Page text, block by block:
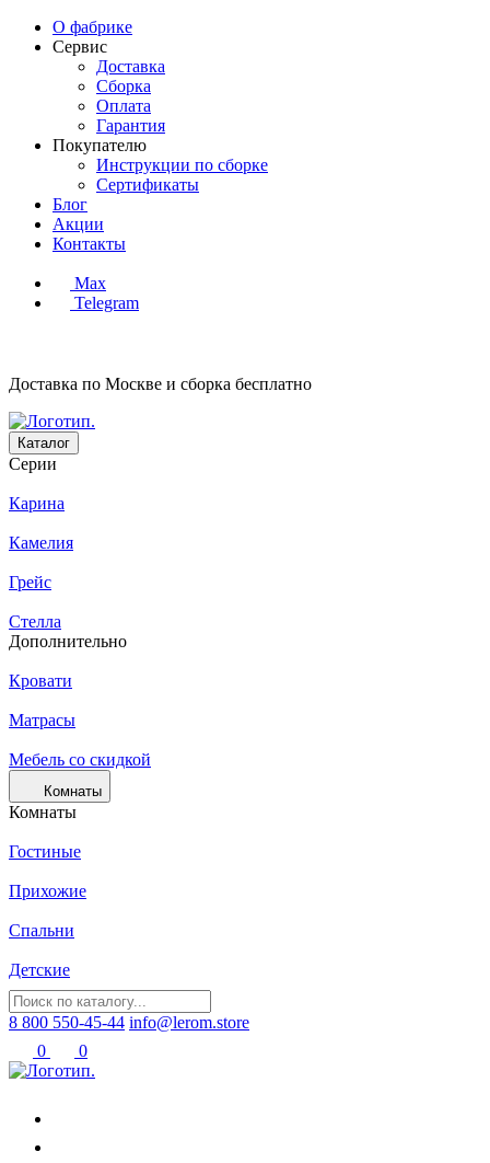
О фабрике
Сервис
Доставка
Сборка
Оплата
Гарантия
Покупателю
Инструкции по сборке
Сертификаты
Блог
Акции
Контакты
Max
Telegram
Доставка по Москве и сборка бесплатно
Каталог
Серии
Карина
Камелия
Грейс
Стелла
Дополнительно
Кровати
Матрасы
Мебель со скидкой
Комнаты
Комнаты
Гостиные
Прихожие
Спальни
Детские
8 800 550-45-44 info@lerom.store
0
0